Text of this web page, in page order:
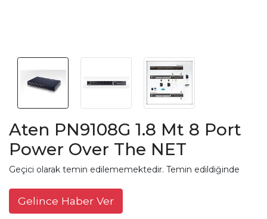
Aten PN9108G 1.8 Mt 8 Port
Power Over The NET
Geçici olarak temin edilememektedir. Temin edildiğinde
Gelince Haber Ver